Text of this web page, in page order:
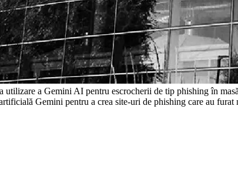
a Gemini AI pentru escrocherii de tip phishing în masă
Gemini pentru a crea site-uri de phishing care au